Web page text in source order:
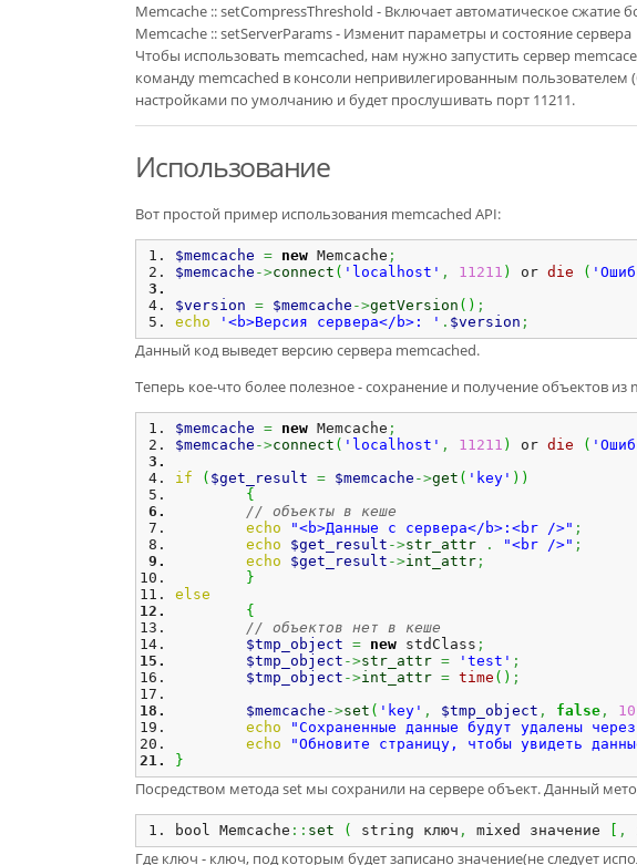
Memcache :: setCompressThreshold - Включает автоматическое сжатие
Memcache :: setServerParams - Изменит параметры и состояние сервера
Чтобы использовать memcached, нам нужно запустить сервер
команду memcached в консоли непривилегированным пользователем
настройками по умолчанию и будет прослушивать порт 11211.
Использование
Вот простой пример использования memcached API:
$memcache = new Memcache ;
$memcache ->connect ( 'localhost' , 11211 ) or die (
$version = $memcache ->getVersion ( ) ;
echo
'<b>Версия сервера</b>: ' . $version ;
Данный код выведет версию сервера memcached.
Теперь кое-что более полезное - сохранение и получение объектов из
$memcache = new Memcache ;
$memcache ->connect ( 'localhost' , 11211 ) or die (
if
( $get_result = $memcache ->get ( 'key' ) )
{
// объекты в кеше
echo
"<b>Данные с сервера</b>:<br />" ;
echo
$get_result ->str_attr . "<br />" ;
echo
$get_result ->int_attr ;
}
else
{
// объектов нет в кеше
$tmp_object = new stdClass ;
$tmp_object ->str_attr = 'test' ;
$tmp_object ->int_attr = time ( ) ;
$memcache ->set ( 'key' , $tmp_object , false , 10
echo
"Сохраненные данные будут удалены
echo
"Обновите страницу, чтобы увидеть
}
Посредством метода set мы сохранили на сервере объект. Данный
bool Memcache :: set ( string ключ , mixed значение ,
Где ключ - ключ, под которым будет записано значение(не следует